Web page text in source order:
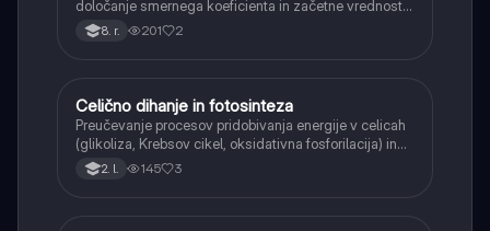
določanje smernega koeficienta in začetne vrednosti.
Učenci bodo znali narisati graf linearne funkcije.
8. r. 201 2
Naravoslovje
Celično dihanje in fotosinteza
Preučevanje procesov pridobivanja energije v celicah
(glikoliza, Krebsov cikel, oksidativna fosforilacija) in
pretvorbe svetlobne energije v kemično energijo
(fotosinteza).
2. l. 145 3